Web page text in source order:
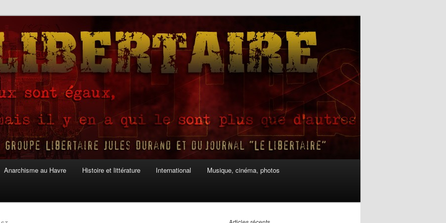
Anarchisme au Havre Histoire et littérature International Musique, cinéma, photos